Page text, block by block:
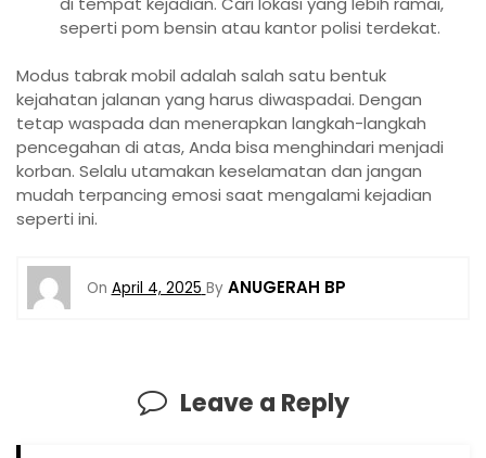
seperti pom bensin atau kantor polisi terdekat.
Modus tabrak mobil adalah salah satu bentuk
kejahatan jalanan yang harus diwaspadai. Dengan
tetap waspada dan menerapkan langkah-langkah
pencegahan di atas, Anda bisa menghindari menjadi
korban. Selalu utamakan keselamatan dan jangan
mudah terpancing emosi saat mengalami kejadian
seperti ini.
On April 4, 2025 By ANUGERAH BP
Leave a Reply